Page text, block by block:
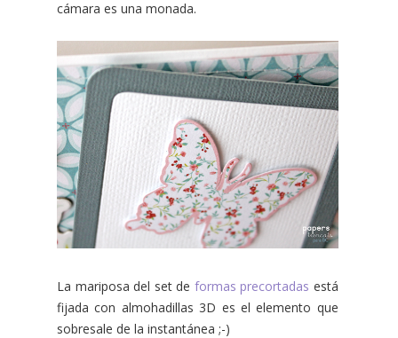
cámara es una monada.
La mariposa del set de formas precortadas está
fijada con almohadillas 3D es el elemento que
sobresale de la instantánea ;-)